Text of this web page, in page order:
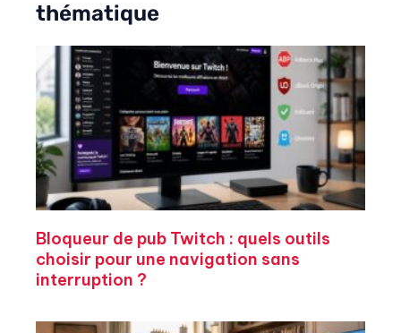
thématique
Bloqueur de pub Twitch : quels outils
choisir pour une navigation sans
interruption ?